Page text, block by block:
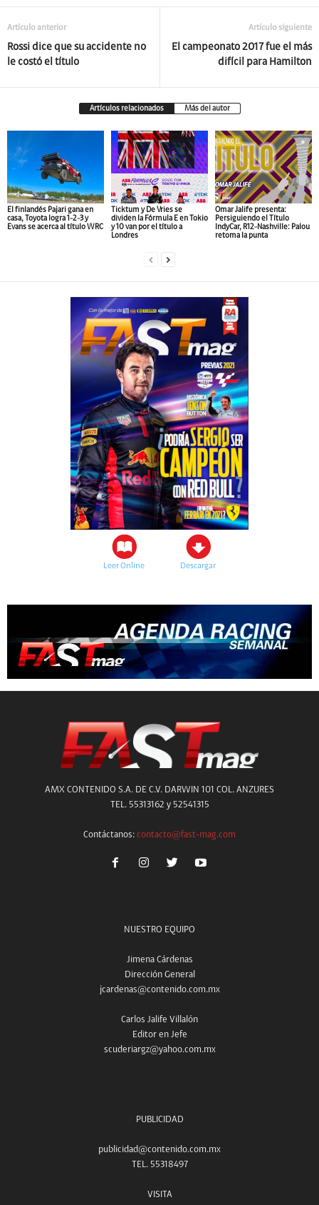
Artículo anterior
Rossi dice que su accidente no
le costó el título
Artículo siguiente
El campeonato 2017 fue el más
difícil para Hamilton
Artículos relacionados Más del autor
El finlandés Pajari gana en
casa, Toyota logra 1-2-3 y
Evans se acerca al título WRC
Ticktum y De Vries se
dividen la Fórmula E en Tokio
y 10 van por el título a
Londres
Omar Jalife presenta:
Persiguiendo el Título
IndyCar, R12-Nashville: Palou
retoma la punta
Leer Online Descargar
AMX CONTENIDO S.A. DE C.V. DARWIN 101 COL. ANZURES
TEL. 55313162 y 52541315
Contáctanos: contacto@fast-mag.com
NUESTRO EQUIPO
Jimena Cárdenas
Dirección General
jcardenas@contenido.com.mx
Carlos Jalife Villalón
Editor en Jefe
scuderiargz@yahoo.com.mx
PUBLICIDAD
publicidad@contenido.com.mx
TEL. 55318497
VISITA